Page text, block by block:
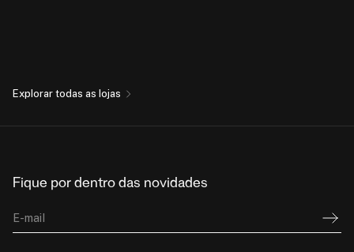
Explorar todas as lojas
Fique por dentro das novidades
E-mail